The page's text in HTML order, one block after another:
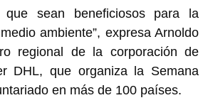
sean beneficiosos para la
ambiente”, expresa Arnoldo
regional de la corporación de
DHL, que organiza la Semana
en más de 100 países.